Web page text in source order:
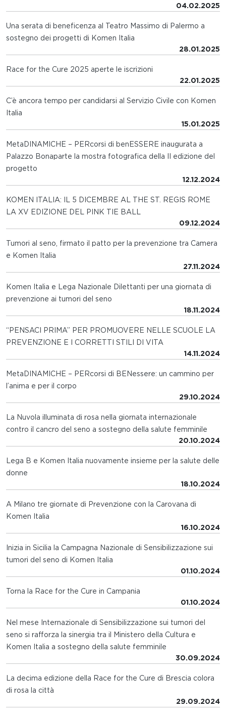
04.02.2025
Una serata di beneficenza al Teatro Massimo di Palermo a
sostegno dei progetti di Komen Italia
28.01.2025
Race for the Cure 2025 aperte le iscrizioni
22.01.2025
C’è ancora tempo per candidarsi al Servizio Civile con Komen
Italia
15.01.2025
MetaDINAMICHE – PERcorsi di benESSERE inaugurata a
Palazzo Bonaparte la mostra fotografica della II edizione del
progetto
12.12.2024
KOMEN ITALIA: IL 5 DICEMBRE AL THE ST. REGIS ROME
LA XV EDIZIONE DEL PINK TIE BALL
09.12.2024
Tumori al seno, firmato il patto per la prevenzione tra Camera
e Komen Italia
27.11.2024
Komen Italia e Lega Nazionale Dilettanti per una giornata di
prevenzione ai tumori del seno
18.11.2024
“PENSACI PRIMA” PER PROMUOVERE NELLE SCUOLE LA
PREVENZIONE E I CORRETTI STILI DI VITA
14.11.2024
MetaDINAMICHE – PERcorsi di BENessere: un cammino per
l’anima e per il corpo
29.10.2024
La Nuvola illuminata di rosa nella giornata internazionale
contro il cancro del seno a sostegno della salute femminile
20.10.2024
Lega B e Komen Italia nuovamente insieme per la salute delle
donne
18.10.2024
A Milano tre giornate di Prevenzione con la Carovana di
Komen Italia
16.10.2024
Inizia in Sicilia la Campagna Nazionale di Sensibilizzazione sui
tumori del seno di Komen Italia
01.10.2024
Torna la Race for the Cure in Campania
01.10.2024
Nel mese Internazionale di Sensibilizzazione sui tumori del
seno si rafforza la sinergia tra il Ministero della Cultura e
Komen Italia a sostegno della salute femminile
30.09.2024
La decima edizione della Race for the Cure di Brescia colora
di rosa la città
29.09.2024